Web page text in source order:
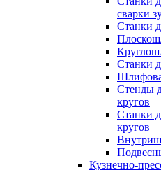
сварки
Станки
Станки
Стенды
кругов
Станки
кругов
Кузнечно-